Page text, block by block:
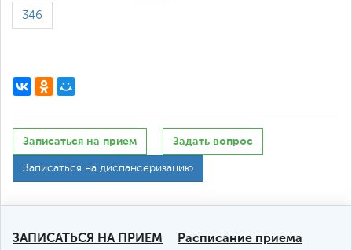
346
Записаться на прием Задать вопрос
Записаться на диспансеризацию
ЗАПИСАТЬСЯ НА ПРИЕМ
Расписание приема